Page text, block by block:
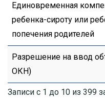
Единовременная
ребенка-сироту или
попечения родителей
Разрешение на ввод
ОКН)
Записи с 1 до 10 из 399